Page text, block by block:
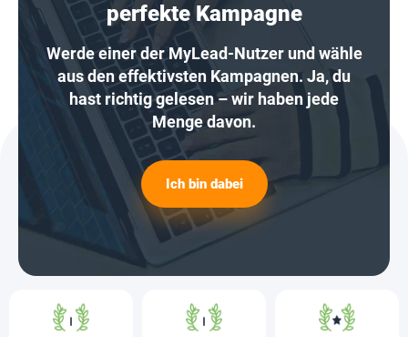
perfekte Kampagne
Werde einer der MyLead-Nutzer und wähle
aus den effektivsten Kampagnen. Ja, du
hast richtig gelesen – wir haben jede
Menge davon.
Ich bin dabei